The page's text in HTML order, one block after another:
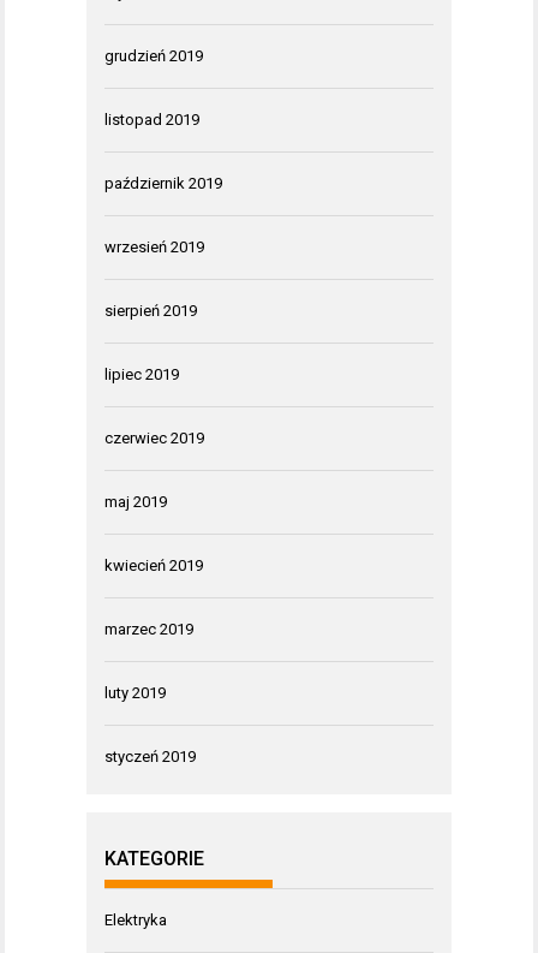
grudzień 2019
listopad 2019
październik 2019
wrzesień 2019
sierpień 2019
lipiec 2019
czerwiec 2019
maj 2019
kwiecień 2019
marzec 2019
luty 2019
styczeń 2019
KATEGORIE
Elektryka